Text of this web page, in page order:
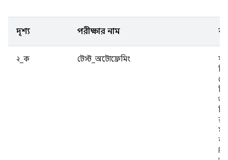
দৃশ্য পরীক্ষার নাম
২_ক টেস্ট_অটোফ্রেমিং
মুখ